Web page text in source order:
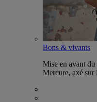
Bons & vivants
Mise en avant
Mercure, axé sur